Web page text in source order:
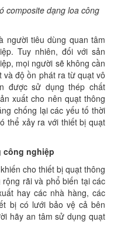
composite dạng loa công
người tiêu dùng quan tâm
Tuy nhiên, đối với sản
mọi người sẽ không cần
và độ ồn phát ra từ quạt vô
được sử dụng thép chất
xuất cho nên quạt thông
chống lại các yếu tố thời
thể xảy ra với thiết bị quạt
công nghiệp
cho thiết bị quạt thông
rãi và phổ biến tại các
hay các nhà hàng, các
bị có lưới bảo vệ cả bên
hãy an tâm sử dụng quạt